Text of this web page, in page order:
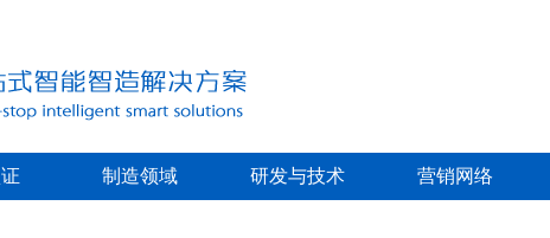
制造领域 研发与技术 营销网络